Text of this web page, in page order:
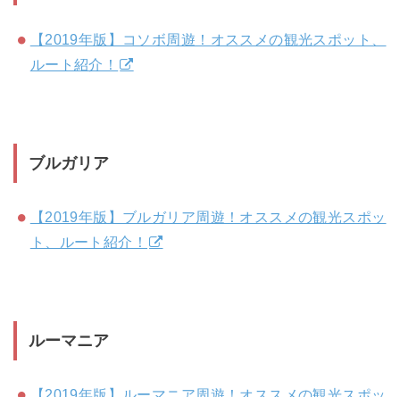
【2019年版】コソボ周遊！オススメの観光スポット、
ルート紹介！
ブルガリア
【2019年版】ブルガリア周遊！オススメの観光スポッ
ト、ルート紹介！
ルーマニア